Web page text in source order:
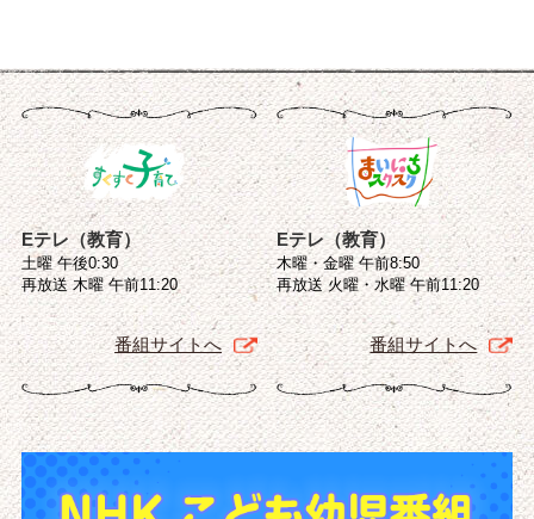
Eテレ（教育）
土曜 午後0:30
再放送 木曜 午前11:20
番組サイトへ
Eテレ（教育）
木曜・金曜 午前8:50
再放送 火曜・水曜 午前11:20
番組サイトへ